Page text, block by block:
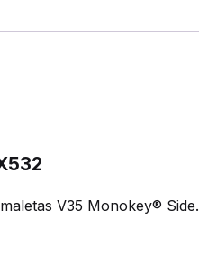
V35 Monokey® Side.